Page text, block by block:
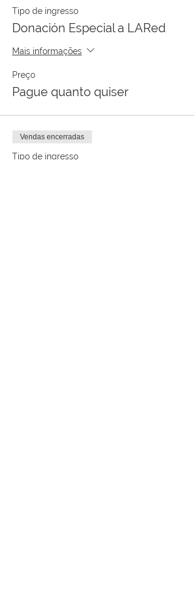
Tipo de ingresso
Donación Especial a LARed
Mais informações
Preço
Pague quanto quiser
Vendas encerradas
Tipo de ingresso